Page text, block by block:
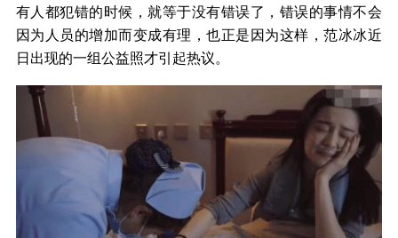
有人都犯错的时候，就等于没有错误了，错误的事情不会
因为人员的增加而变成有理，也正是因为这样，范冰冰近
日出现的一组公益照才引起热议。